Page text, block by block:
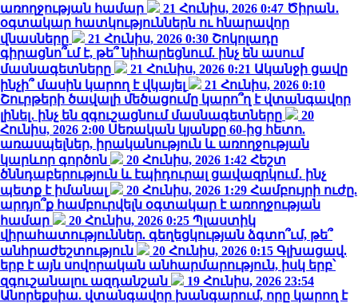
առողջության համար
21 Հունիս, 2026 0:47 Ծիրան․
օգտակար հատկություններն ու հնարավոր
վնասները
21 Հունիս, 2026 0:30 Շոկոլադը
գիրացնո՞ւմ է, թե՞ նիհարեցնում. ինչ են ասում
մասնագետները
21 Հունիս, 2026 0:21 Ականջի ցավը
ինչի՞ մասին կարող է վկայել
21 Հունիս, 2026 0:10
Շուրթերի ծավալի մեծացումը կարո՞ղ է վտանգավոր
լինել․ ինչ են զգուշացնում մասնագետները
20
Հունիս, 2026 2:00 Սեռական կյանքը 60-ից հետո.
առասպելներ, իրականություն և առողջության
կարևոր գործոն
20 Հունիս, 2026 1:42 Հեշտ
ծննդաբերություն և էպիդուրալ ցավազրկում․ ինչ
պետք է իմանալ
20 Հունիս, 2026 1:29 Համբույրի ուժը.
արդյո՞ք համբուրվելն օգտակար է առողջության
համար
20 Հունիս, 2026 0:25 Պլաստիկ
վիրահատություններ. գեղեցկության ձգտո՞ւմ, թե՞
անհրաժեշտություն
20 Հունիս, 2026 0:15 Գլխացավ.
երբ է այն սովորական անհարմարություն, իսկ երբ՝
զգուշանալու ազդանշան
19 Հունիս, 2026 23:54
Անորեքսիա. վտանգավոր խանգարում, որը կարող է